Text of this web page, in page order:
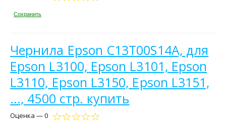
Сохранить
Чернила Epson C13T00S14A, для
Epson L3100, Epson L3101, Epson
L3110, Epson L3150, Epson L3151,
..., 4500 стр. купить
Оценка — 0